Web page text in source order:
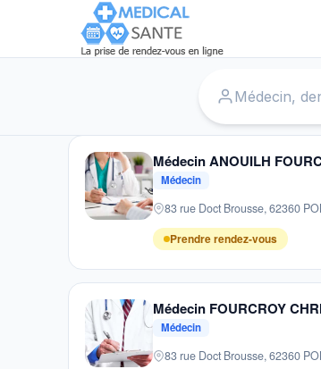
Médecin ANOUILH
Médecin
83 rue Doct Brousse, 62360
Prendre rendez-vous
Médecin FOURCROY
Médecin
83 rue Doct Brousse, 62360